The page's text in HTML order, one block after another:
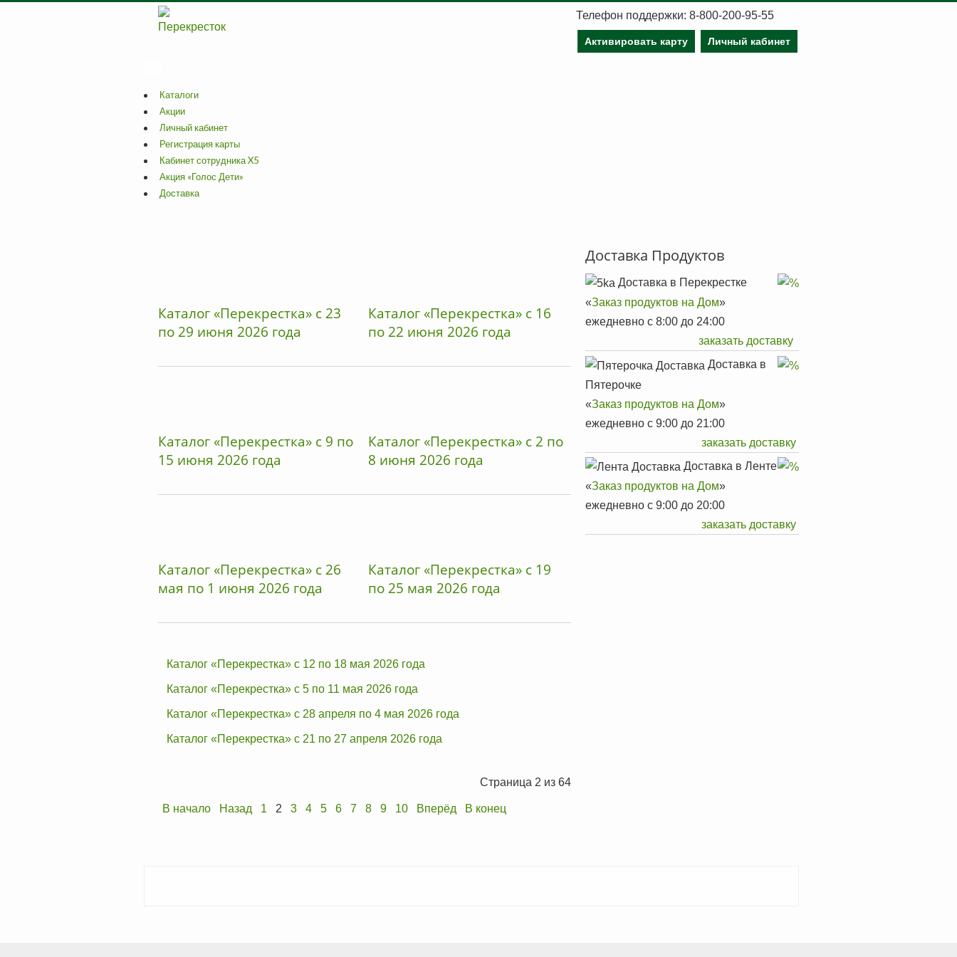
Телефон поддержки: 8-800-200-95-55
Активировать карту Личный кабинет
Каталоги
Акции
Личный кабинет
Регистрация карты
Кабинет сотрудника X5
Акция «Голос Дети»
Доставка
Каталог «Перекрестка» с 23
по 29 июня 2026 года
Каталог «Перекрестка» с 16
по 22 июня 2026 года
Каталог «Перекрестка» с 9 по
15 июня 2026 года
Каталог «Перекрестка» с 2 по
8 июня 2026 года
Каталог «Перекрестка» с 26
мая по 1 июня 2026 года
Каталог «Перекрестка» с 19
по 25 мая 2026 года
Каталог «Перекрестка» с 12 по 18 мая 2026 года
Каталог «Перекрестка» с 5 по 11 мая 2026 года
Каталог «Перекрестка» с 28 апреля по 4 мая 2026 года
Каталог «Перекрестка» с 21 по 27 апреля 2026 года
Страница 2 из 64
В начало Назад 1 2 3 4 5 6 7 8 9 10 Вперёд В конец
Доставка Продуктов
Доставка в Перекрестке
«Заказ продуктов на Дом»
ежедневно с 8:00 до 24:00
заказать доставку
Доставка в
Пятерочке
«Заказ продуктов на Дом»
ежедневно с 9:00 до 21:00
заказать доставку
Доставка в Ленте
«Заказ продуктов на Дом»
ежедневно с 9:00 до 20:00
заказать доставку